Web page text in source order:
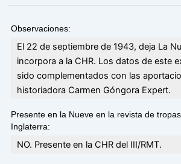
Observaciones:
El 22 de septiembre de 1943, deja La
incorpora a la CHR. Los datos de este
sido complementados con las
historiadora Carmen Góngora Expert.
Presente en la Nueve en la revista de
Inglaterra:
NO. Presente en la CHR del III/RMT.